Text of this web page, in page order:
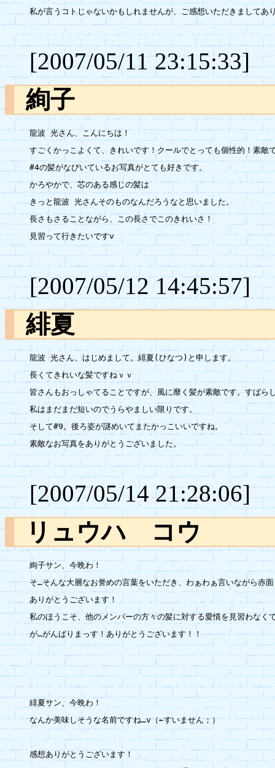
私が言うコトじゃないかもしれませんが、ご感想いただきましてあ
[2007/05/11 23:15:33]
絢子
龍波 光さん、こんにちは！
すごくかっこよくて、きれいです！クールでとっても個性的！素敵
#4の髪がなびいているお写真がとても好きです。
かろやかで、芯のある感じの髪は
きっと龍波 光さんそのものなんだろうなと思いました。
長さもさることながら、この長さでこのきれいさ！
見習って行きたいですv
[2007/05/12 14:45:57]
緋夏
龍波 光さん、はじめまして。緋夏(ひなつ)と申します。
長くてきれいな髪ですねｖｖ
皆さんもおっしゃてることですが、風に靡く髪が素敵です。すばら
私はまだまだ短いのでうらやましい限りです。
そして#9。後ろ姿が謎めいてまたかっこいいですね。
素敵なお写真をありがとうございました。
[2007/05/14 21:28:06]
リュウハ コウ
絢子サン、今晩わ！
そ…そんな大層なお誉めの言葉をいただき、わぁわぁ言いながら赤
ありがとうございます！
私のほうこそ、他のメンバーの方々の髪に対する愛情を見習わなく
が…がんばりまっす！ありがとうございます！！
緋夏サン、今晩わ！
なんか美味しそうな名前ですね…v（←すいません；）
感想ありがとうございます！